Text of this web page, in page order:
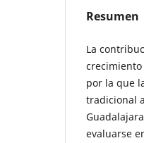
Resumen
La
por la que
tradicional
evaluarse